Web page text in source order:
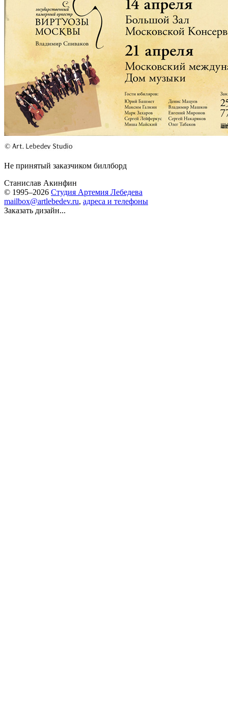
Не принятый заказчиком биллборд
Станислав Акинфин
© 1995–2026 Студия Артемия Лебедева
mailbox@artlebedev.ru, адреса и телефоны
Заказать дизайн...